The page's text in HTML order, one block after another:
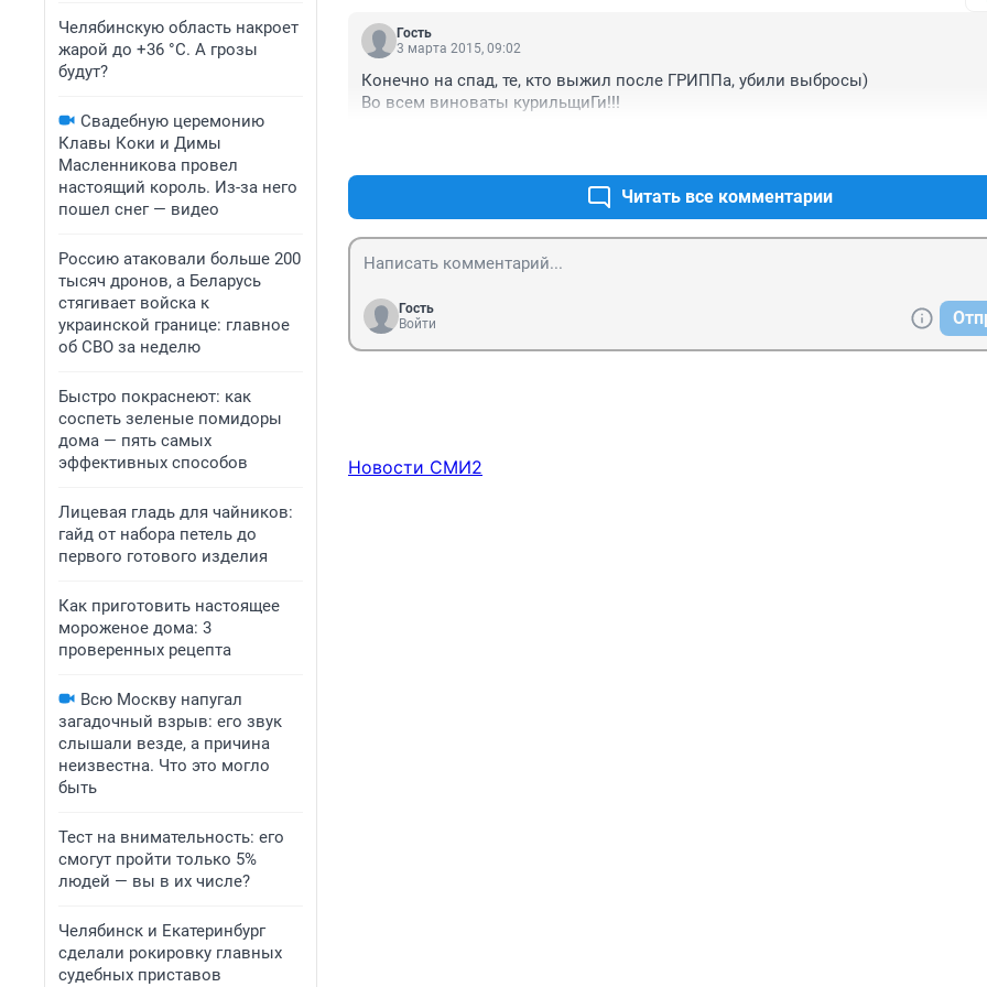
Челябинскую область накроет
жарой до +36 °C. А грозы
будут?
Свадебную церемонию
Клавы Коки и Димы
Масленникова провел
настоящий король. Из-за него
пошел снег — видео
Россию атаковали больше 200
тысяч дронов, а Беларусь
стягивает войска к
украинской границе: главное
об СВО за неделю
Быстро покраснеют: как
соспеть зеленые помидоры
дома — пять самых
эффективных способов
Лицевая гладь для чайников:
гайд от набора петель до
первого готового изделия
Как приготовить настоящее
мороженое дома: 3
проверенных рецепта
Всю Москву напугал
загадочный взрыв: его звук
слышали везде, а причина
неизвестна. Что это могло
быть
Тест на внимательность: его
смогут пройти только 5%
людей — вы в их числе?
Челябинск и Екатеринбург
сделали рокировку главных
судебных приставов
Гость
3 марта 2015, 09:02
Конечно на спад, те, кто выжил после ГРИППа, убили выбросы)
Во всем виноваты курильщиГи!!!
Читать все комментарии
Гость
Войти
Новости СМИ2